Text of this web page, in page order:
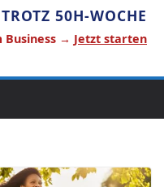
50H-WOCHE
→ Jetzt starten